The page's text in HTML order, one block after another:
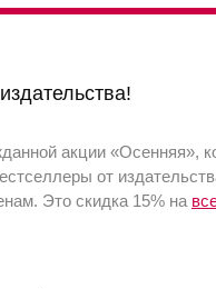
акции «Осенняя»,
от
Это скидка 15% на